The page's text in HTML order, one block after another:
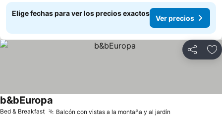
Elige fechas para ver los precios exactos
Ver precios
Compartir
Bed & Breakfast Balcón con vistas a la montaña y al jardín
b&bEuropa